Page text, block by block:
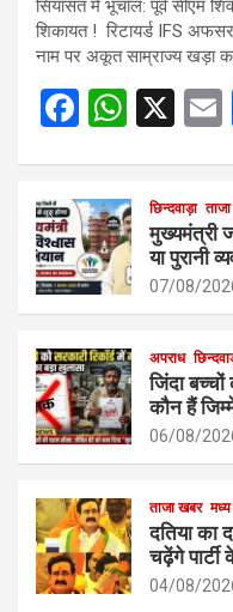
सियासत में भूचाल: पूर्व सीएम
शिकायत ! रिटायर्ड IFS
नाम पर अकूत साम्राज्य खड़ा
F
b
o
o
k
W
s
A
p
p
X
छिन्दवाड़ा
मुख्यमंत्री
या पुरानी
07/08/
अपराध
जिंदा बच्चों
कौन हैं
06/08/
ताजा खबर
दतिया का
चढ़ेंगे
04/08/